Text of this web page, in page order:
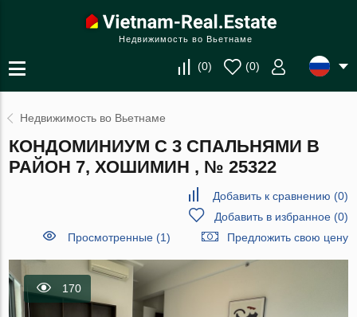
Недвижимость во Вьетнаме
(0) (0)
Недвижимость во Вьетнаме
КОНДОМИНИУМ С 3 СПАЛЬНЯМИ В
РАЙОН 7, ХОШИМИН , № 25322
Добавить к сравнению (0)
Добавить в избранное(0)
Просмотренные (1)
Предложить свою цену
170